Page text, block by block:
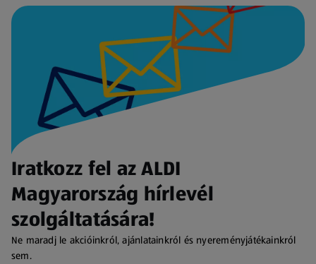
Iratkozz fel az ALDI
Magyarország hírlevél
szolgáltatására!
Ne maradj le akcióinkról, ajánlatainkról és nyereményjátékainkról
sem.